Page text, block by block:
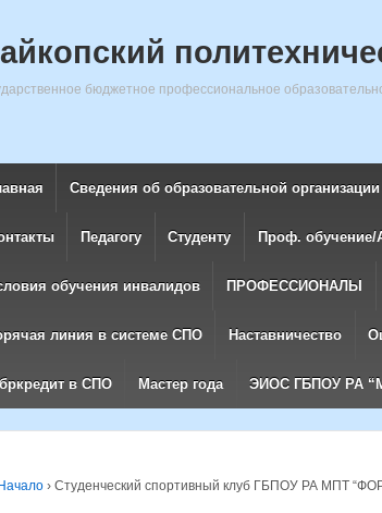
бюджетное профессиональное
Сведения об образовательной организации
Педагогу Студенту Проф.
обучения инвалидов ПРОФЕССИОНАЛЫ
линия в системе СПО Наставничество
в СПО Мастер года ЭИОС ГБПОУ РА
Начало › Студенческий спортивный клуб ГБПОУ РА МПТ